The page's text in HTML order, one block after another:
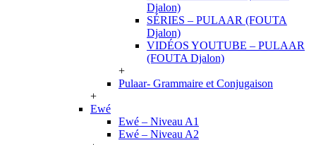
Djalon)
SÉRIES – PULAAR (FOUTA
Djalon)
VIDÉOS YOUTUBE – PULAAR
(FOUTA Djalon)
+
Pulaar- Grammaire et Conjugaison
+
Ewé
Ewé – Niveau A1
Ewé – Niveau A2